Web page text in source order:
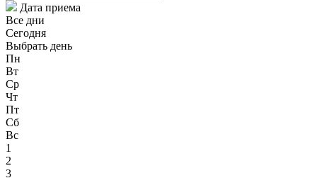
Дата приема
Все дни
Сегодня
Выбрать день
Пн
Вт
Ср
Чт
Пт
Сб
Вс
1
2
3